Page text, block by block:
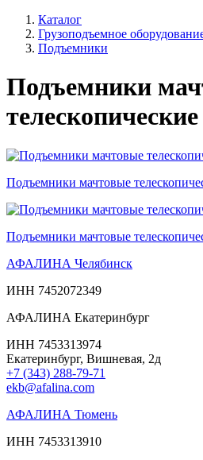
Каталог
Грузоподъемное
Подъемники
Подъемники
телескопические
Подъемники мачтовые
Подъемники мачтовые
АФАЛИНА Челябинск
ИНН 7452072349
АФАЛИНА Екатеринбург
ИНН 7453313974
Екатеринбург, Вишневая, 2д
+7 (343) 288-79-71
ekb@afalina.com
АФАЛИНА Тюмень
ИНН 7453313910